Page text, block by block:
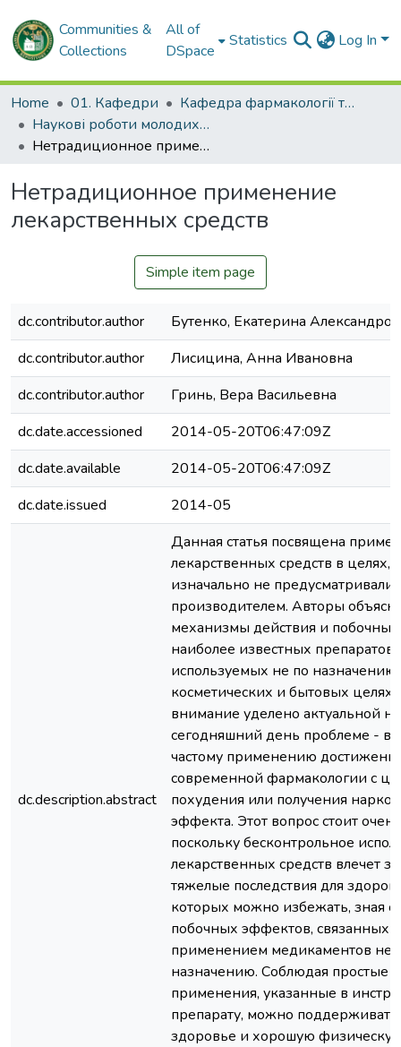
Communities &
Collections
All of
DSpace
Statistics Log In
Home 01. Кафедри
Кафедра фармакології та медичної рецептури
Наукові роботи молодих дослідників. Кафедра фармакології та медичної рецептури
Нетрадиционное применение лекарственных средств
Нетрадиционное применение
лекарственных средств
Simple item page
dc.contributor.author
Бутенко, Екатерина
dc.contributor.author
Лисицина, Анна Ивановна
dc.contributor.author
Гринь, Вера Васильевна
dc.date.accessioned
2014-05-20T06:47:09Z
dc.date.available
2014-05-20T06:47:09Z
dc.date.issued
2014-05
dc.description.abstract
Данная статья посвящена
лекарственных средств в целях,
изначально не
производителем. Авторы
механизмы действия и
наиболее известных препаратов,
используемых не по назначению
косметических и бытовых целях.
внимание уделено актуальной на
сегодняшний день проблеме -
частому применению
современной фармакологии с
похудения или получения
эффекта. Этот вопрос стоит
поскольку бесконтрольное
лекарственных средств влечет
тяжелые последствия для
которых можно избежать, зная
побочных эффектов, связанных с
применением медикаментов не
назначению. Соблюдая простые
применения, указанные в
препарату, можно поддерживать
здоровье и хорошую